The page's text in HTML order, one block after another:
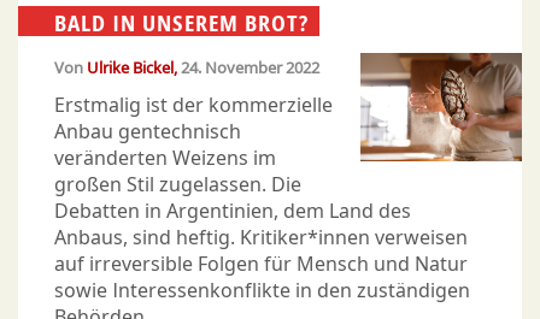
BALD IN UNSEREM BROT?
Von Ulrike Bickel 24. November 2022
Erstmalig ist der kommerzielle
Anbau gentechnisch
veränderten Weizens im
großen Stil zugelassen. Die
Debatten in Argentinien, dem Land des
Anbaus, sind heftig. Kritiker*innen verweisen
auf irreversible Folgen für Mensch und Natur
sowie Interessenkonflikte in den zuständigen